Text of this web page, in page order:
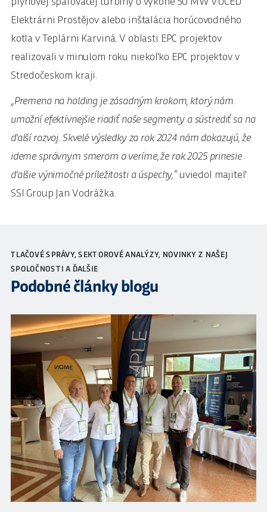
plynovej spaľovacej turbíny o výkone 50 MW v UCED
Elektrárni Prostějov alebo inštalácia horúcovodného
kotla v Teplárni Karviná. V oblasti EPC projektov
realizovali v minulom roku niekoľko EPC projektov v
Stredočeskom kraji.
„Premena na holding je zásadným krokom, ktorý nám
umožní efektívnejšie riadiť naše segmenty a sústrediť sa na
ďalší rozvoj. Skvelé výsledky za rok 2024 nám dokazujú, že
ideme správnym smerom a veríme, že rok 2025 prinesie
ďalšie výnimočné príležitosti a úspechy,“ uviedol majiteľ
SSI Group Jan Vodrážka.
TLAČOVÉ SPRÁVY, SEKTOROVÉ ANALÝZY, NOVINKY Z NAŠEJ
SPOLOČNOSTI A ĎALŠIE
Podobné články blogu